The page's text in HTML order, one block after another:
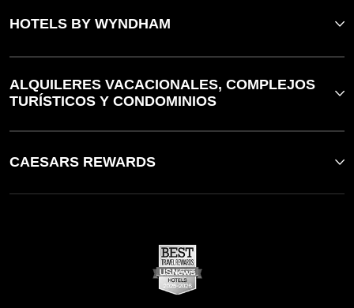
HOTELS BY WYNDHAM
ALQUILERES VACACIONALES, COMPLEJOS
TURÍSTICOS Y CONDOMINIOS
CAESARS REWARDS